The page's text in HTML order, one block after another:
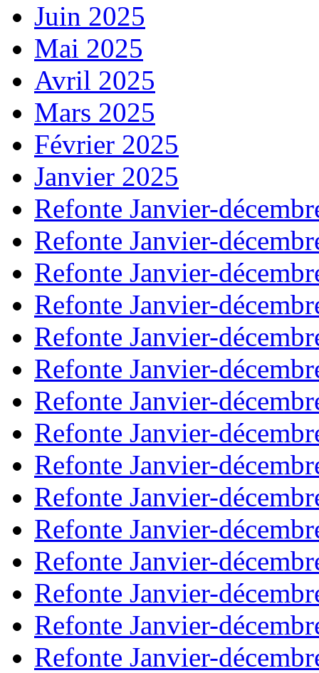
Juin 2025
Mai 2025
Avril 2025
Mars 2025
Février 2025
Janvier 2025
Refonte Janvier-
Refonte Janvier-
Refonte Janvier-
Refonte Janvier-
Refonte Janvier-
Refonte Janvier-
Refonte Janvier-
Refonte Janvier-
Refonte Janvier-
Refonte Janvier-
Refonte Janvier-
Refonte Janvier-
Refonte Janvier-
Refonte Janvier-
Refonte Janvier-